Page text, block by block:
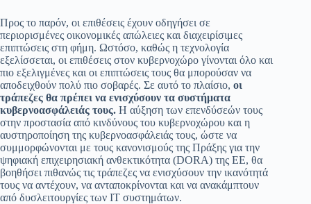
Προς το παρόν, οι επιθέσεις έχουν οδηγήσει σε
περιορισμένες οικονομικές απώλειες και διαχειρίσιμες
επιπτώσεις στη φήμη. Ωστόσο, καθώς η τεχνολογία
εξελίσσεται, οι επιθέσεις στον κυβερνοχώρο γίνονται όλο και
πιο εξελιγμένες και οι επιπτώσεις τους θα μπορούσαν να
αποδειχθούν πολύ πιο σοβαρές. Σε αυτό το πλαίσιο, οι
τράπεζες θα πρέπει να ενισχύσουν τα συστήματα
κυβερνοασφάλειάς τους. Η αύξηση των επενδύσεών τους
στην προστασία από κινδύνους του κυβερνοχώρου και η
αυστηροποίηση της κυβερνοασφάλειάς τους, ώστε να
συμμορφώνονται με τους κανονισμούς της Πράξης για την
ψηφιακή επιχειρησιακή ανθεκτικότητα (DORA) της ΕΕ, θα
βοηθήσει πιθανώς τις τράπεζες να ενισχύσουν την ικανότητά
τους να αντέχουν, να ανταποκρίνονται και να ανακάμπτουν
από δυσλειτουργίες των ΙΤ συστημάτων.